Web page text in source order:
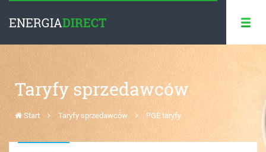
ENERGIADIRECT
Taryfy sprzedawców
Start Taryfy sprzedawców PGE taryfy